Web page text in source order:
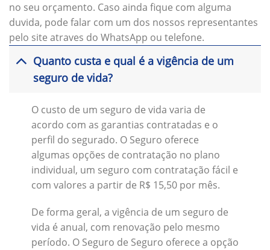
no seu orçamento. Caso ainda fique com alguma
duvida, pode falar com um dos nossos representantes
pelo site atraves do WhatsApp ou telefone.
Quanto custa e qual é a vigência de um
seguro de vida?
O custo de um seguro de vida varia de
acordo com as garantias contratadas e o
perfil do segurado. O Seguro oferece
algumas opções de contratação no plano
individual, um seguro com contratação fácil e
com valores a partir de R$ 15,50 por mês.
De forma geral, a vigência de um seguro de
vida é anual, com renovação pelo mesmo
período. O Seguro de Seguro oferece a opção